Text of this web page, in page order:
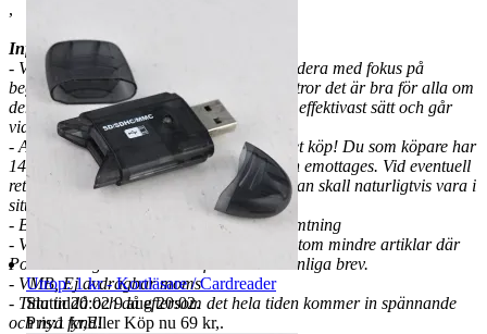
,
Information
:
- Välkommen till en liten web shop på Tradera med fokus på
begagnad foto- och kamerautrustning. Vi tror det är bra för alla om
den utrustning som tillverkats används på effektivast sätt och går
vidare om den inte används!
- Allt begagnat säljes med 14 dagars öppet köp! Du som köpare har
14 dagars ångerrätt från den dagen varan emottages. Vid eventuell
retur står köparen för returfrakten och varan skall naturligtvis vara i
sitt ursprungliga skick.
- Betalning bör ske inom 3 dagar, ej avhämtning
- Vi sänder allt spårbart via Schenker förutom mindre artiklar där
Postnord anges och då sker frakten via vanliga brev.
- VMB, Ej avdragbar moms
- Titta in då och då eftersom det hela tiden kommer in spännande
och nya fynd!
Utrop: 1 kr - Kortläsare / Cardreader
Sluttid20:02 9 aug 20:02.
Pris:1 kr,Eller Köp nu 69 kr,.